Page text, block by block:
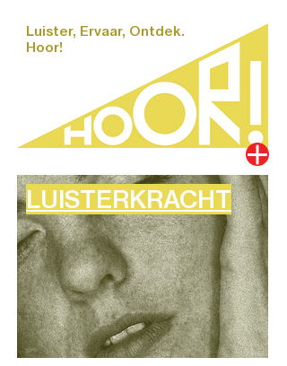
Luister, Ervaar, Ontdek.
Hoor!
LUISTERKRACHT